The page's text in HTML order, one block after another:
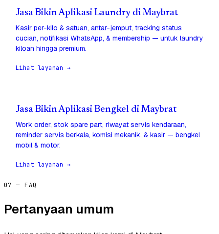
Jasa Bikin Aplikasi Laundry di Maybrat
Kasir per-kilo & satuan, antar-jemput, tracking status
cucian, notifikasi WhatsApp, & membership — untuk laundry
kiloan hingga premium.
Lihat layanan →
Jasa Bikin Aplikasi Bengkel di Maybrat
Work order, stok spare part, riwayat servis kendaraan,
reminder servis berkala, komisi mekanik, & kasir — bengkel
mobil & motor.
Lihat layanan →
07 — FAQ
Pertanyaan umum